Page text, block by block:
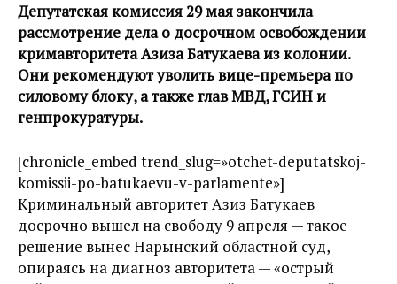
Депутатская комиссия 29 мая закончила
рассмотрение дела о досрочном освобождении
кримавторитета Азиза Батукаева из колонии.
Они рекомендуют уволить вице-премьера по
силовому блоку, а также глав МВД, ГСИН и
генпрокуратуры.
[chronicle_embed trend_slug=»otchet-deputatskoj-
komissii-po-batukaevu-v-parlamente»]
Криминальный авторитет Азиз Батукаев
досрочно вышел на свободу 9 апреля — такое
решение вынес Нарынский областной суд,
опираясь на диагноз авторитета — «острый